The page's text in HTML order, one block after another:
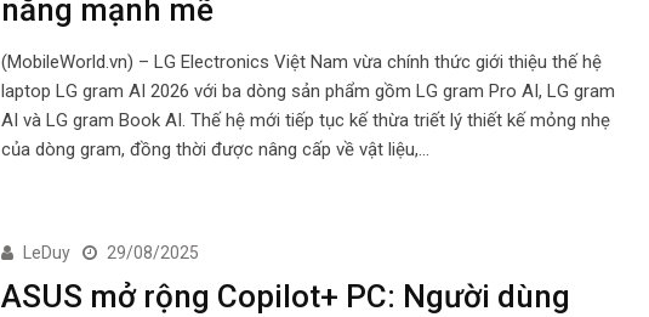
năng mạnh mẽ
(MobileWorld.vn) – LG Electronics Việt Nam vừa chính thức giới thiệu thế hệ
laptop LG gram AI 2026 với ba dòng sản phẩm gồm LG gram Pro AI, LG gram
AI và LG gram Book AI. Thế hệ mới tiếp tục kế thừa triết lý thiết kế mỏng nhẹ
của dòng gram, đồng thời được nâng cấp về vật liệu,…
LeDuy 29/08/2025
ASUS mở rộng Copilot+ PC: Người dùng